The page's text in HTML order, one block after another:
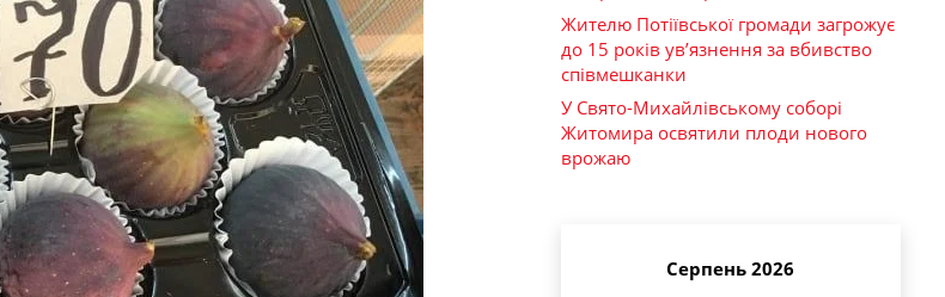
Жителю Потіївської громади загрожує
до 15 років ув’язнення за вбивство
співмешканки
У Свято-Михайлівському соборі
Житомира освятили плоди нового
врожаю
Серпень 2026